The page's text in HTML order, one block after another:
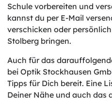
Schule vorbereiten und
kannst du per E-Mail
verschicken oder
Stolberg bringen.
Auch für das
bei Optik Stockhausen
Tipps für Dich bereit. Eine
Deiner Nähe und auch das